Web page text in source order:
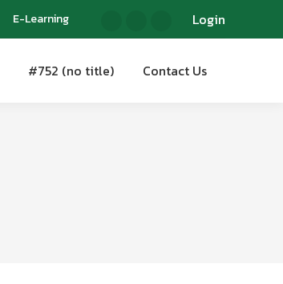
E-Learning Login
#752 (no title) Contact Us
E-Learning Login
#752 (no title) Contact Us